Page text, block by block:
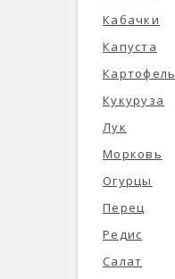
Кабачки
Капуста
Картофель
Кукуруза
Лук
Морковь
Огурцы
Перец
Редис
Салат